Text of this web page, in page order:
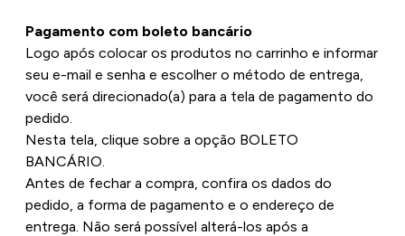
Pagamento com boleto bancário
Logo após colocar os produtos no carrinho e informar
seu e-mail e senha e escolher o método de entrega,
você será direcionado(a) para a tela de pagamento do
pedido.
Nesta tela, clique sobre a opção BOLETO
BANCÁRIO.
Antes de fechar a compra, confira os dados do
pedido, a forma de pagamento e o endereço de
entrega. Não será possível alterá-los após a